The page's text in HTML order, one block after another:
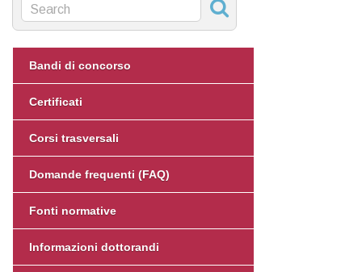
Bandi di concorso
Certificati
Corsi trasversali
Domande frequenti (FAQ)
Fonti normative
Informazioni dottorandi